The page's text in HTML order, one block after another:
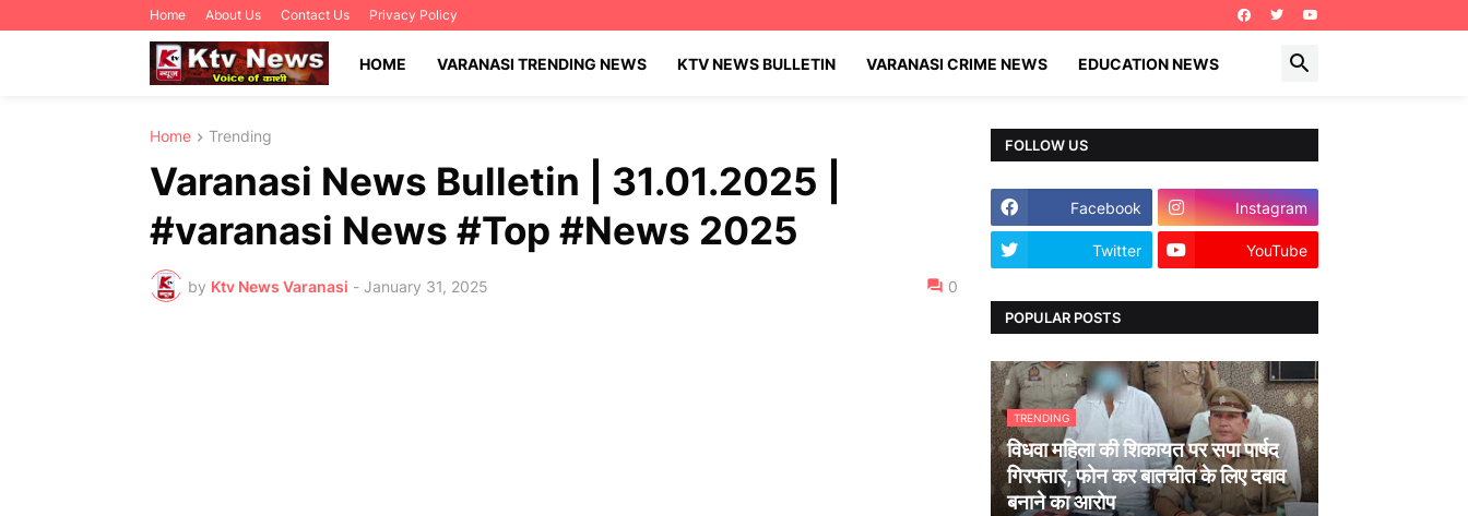
Home About Us Contact Us Privacy Policy
HOME VARANASI TRENDING NEWS KTV NEWS BULLETIN VARANASI CRIME NEWS EDUCATION NEWS
Home Trending
Varanasi News Bulletin | 31.01.2025 |
#varanasi News #Top #News 2025
by Ktv News Varanasi - January 31, 2025 0
FOLLOW US
Facebook Instagram
Twitter YouTube
POPULAR POSTS
TRENDING
विधवा महिला की शिकायत पर सपा पार्षद
गिरफ्तार, फोन कर बातचीत के लिए दबाव
बनाने का आरोप